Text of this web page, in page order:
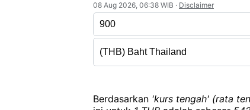
08 Aug 2026, 06:38 WIB · Disclaimer
Berdasarkan 'kurs tengah' (rata